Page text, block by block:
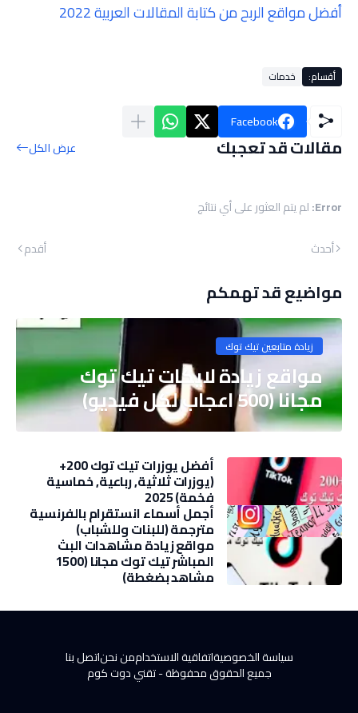
أفضل مواقع الربح من كتابة المقالات العربية 2022
أقسام: خدمات
Facebook
مقالات قد تعجبك عرض الكل
Error: لم يتم العثور على أي نتائج
أحدث
أقدم
مواضيع قد تهمكم
زيادة متابعين تيك توك
مواقع زيادة لايكات تيك توك
مجانا (500 اعجاب لكل فيديو)
أفضل يوزرات تيك توك 200+
(يوزرات ثلاثية, رباعية, خماسية
فخمة) 2025
أجمل أسماء انستقرام بالفرنسية
مترجمة (للبنات وللشباب)
مواقع زيادة مشاهدات البث
المباشر تيك توك مجانا (1500
مشاهد بضغطة)
جميع الحقوق محفوظة -تقني دوت كوم
سياسة الخصوصيةاتفاقية الاستخداممن نحناتصل بنا